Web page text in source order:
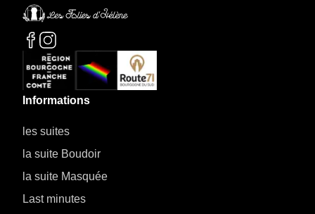
Informations
les suites
la suite Boudoir
la suite Masquée
Last minutes